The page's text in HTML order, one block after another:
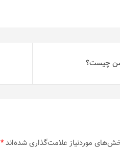
چیست؟
موردنیاز علامت‌گذاری شده‌اند*